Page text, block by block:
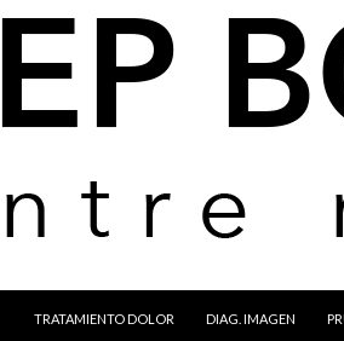
TRATAMIENTO DOLOR
DIAG. IMAGEN